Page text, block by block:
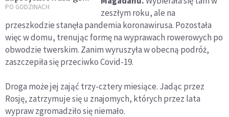
na smartfony i
sukces
PO GODZINACH
zeszłym roku, ale na
przeszkodzie stanęła pandemia koronawirusa. Pozostała
więc w domu, trenując formę na wyprawach rowerowych po
obwodzie twerskim. Zanim wyruszyła w obecną podróż,
zaszczepiła się przeciwko Covid-19.
Droga może jej zająć trzy-cztery miesiące. Jadąc przez
Rosję, zatrzymuje się u znajomych, których przez lata
wypraw zgromadziło się niemało.